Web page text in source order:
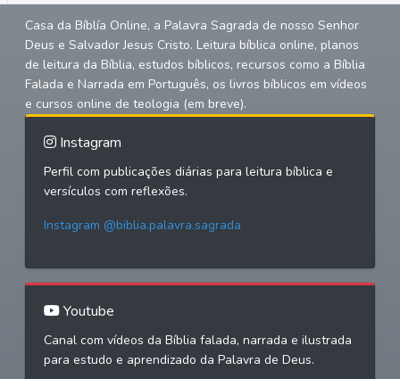
Casa da Bíblía Online, a Palavra Sagrada de nosso Senhor
Deus e Salvador Jesus Cristo. Leitura bíblica online, planos
de leitura da Bíblia, estudos bíblicos, recursos como a Bíblia
Falada e Narrada em Português, os livros bíblicos em vídeos
e cursos online de teologia (em breve).
Instagram
Perfil com publicações diárias para leitura bíblica e
versículos com reflexões.
Instagram @biblia.palavra.sagrada
Youtube
Canal com vídeos da Bíblia falada, narrada e ilustrada
para estudo e aprendizado da Palavra de Deus.